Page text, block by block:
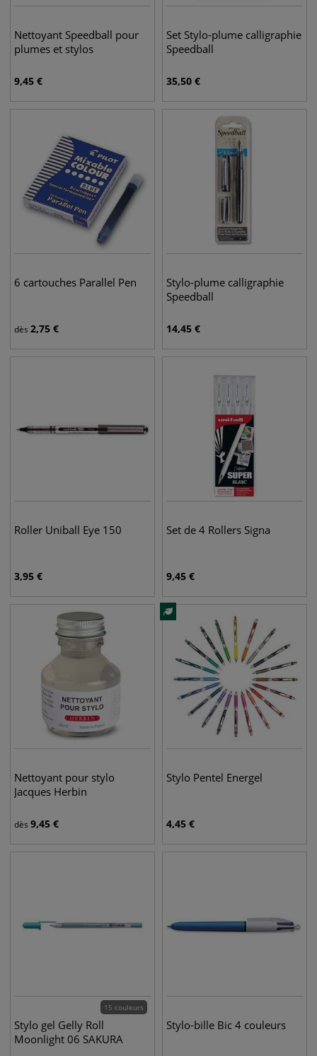
Nettoyant Speedball pour
plumes et stylos
9,45 €
Set Stylo-plume calligraphie
Speedball
35,50 €
6 cartouches Parallel Pen
dès 2,75 €
Stylo-plume calligraphie
Speedball
14,45 €
Roller Uniball Eye 150
3,95 €
Set de 4 Rollers Signa
9,45 €
Nettoyant pour stylo
Jacques Herbin
dès 9,45 €
Stylo Pentel Energel
4,45 €
15 couleurs
Stylo gel Gelly Roll
Moonlight 06 SAKURA
Stylo-bille Bic 4 couleurs